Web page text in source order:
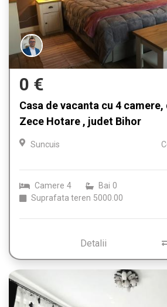
0 €
Casa de vacanta cu 4 camere,
Zece Hotare , judet Bihor
Suncuis
Camere 4 Bai 0
Suprafata teren 5000.00
Detalii